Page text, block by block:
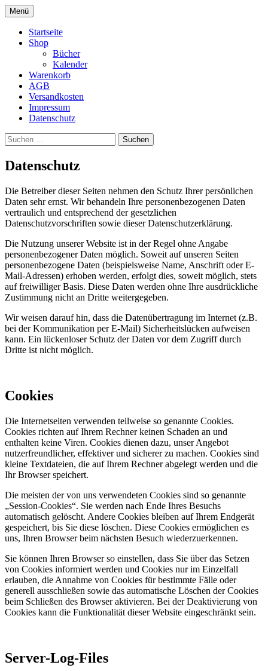
Zum
Inhalt
springen
Druckshop
Menü
Startseite
Shop
Bücher
Kalender
Warenkorb
AGB
Versandkosten
Impressum
Datenschutz
Suchen
nach:
Datenschutz
Die Betreiber dieser Seiten nehmen den Schutz Ihrer persönlichen
Daten sehr ernst. Wir behandeln Ihre personenbezogenen Daten
vertraulich und entsprechend der gesetzlichen
Datenschutzvorschriften sowie dieser Datenschutzerklärung.
Die Nutzung unserer Website ist in der Regel ohne Angabe
personenbezogener Daten möglich. Soweit auf unseren Seiten
personenbezogene Daten (beispielsweise Name, Anschrift oder E-
Mail-Adressen) erhoben werden, erfolgt dies, soweit möglich, stets
auf freiwilliger Basis. Diese Daten werden ohne Ihre ausdrückliche
Zustimmung nicht an Dritte weitergegeben.
Wir weisen darauf hin, dass die Datenübertragung im Internet (z.B.
bei der Kommunikation per E-Mail) Sicherheitslücken aufweisen
kann. Ein lückenloser Schutz der Daten vor dem Zugriff durch
Dritte ist nicht möglich.
Cookies
Die Internetseiten verwenden teilweise so genannte Cookies.
Cookies richten auf Ihrem Rechner keinen Schaden an und
enthalten keine Viren. Cookies dienen dazu, unser Angebot
nutzerfreundlicher, effektiver und sicherer zu machen. Cookies sind
kleine Textdateien, die auf Ihrem Rechner abgelegt werden und die
Ihr Browser speichert.
Die meisten der von uns verwendeten Cookies sind so genannte
„Session-Cookies“. Sie werden nach Ende Ihres Besuchs
automatisch gelöscht. Andere Cookies bleiben auf Ihrem Endgerät
gespeichert, bis Sie diese löschen. Diese Cookies ermöglichen es
uns, Ihren Browser beim nächsten Besuch wiederzuerkennen.
Sie können Ihren Browser so einstellen, dass Sie über das Setzen
von Cookies informiert werden und Cookies nur im Einzelfall
erlauben, die Annahme von Cookies für bestimmte Fälle oder
generell ausschließen sowie das automatische Löschen der Cookies
beim Schließen des Browser aktivieren. Bei der Deaktivierung von
Cookies kann die Funktionalität dieser Website eingeschränkt sein.
Server-Log-Files